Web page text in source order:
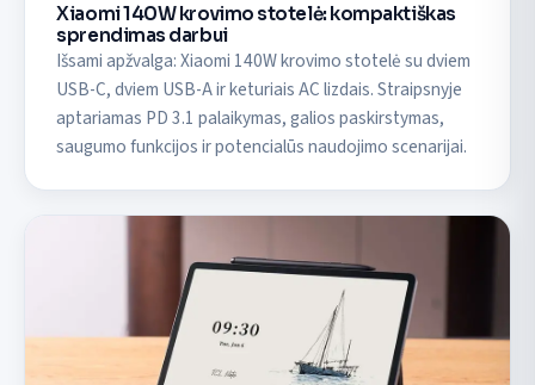
Xiaomi 140W krovimo stotelė: kompaktiškas
sprendimas darbui
Išsami apžvalga: Xiaomi 140W krovimo stotelė su dviem
USB-C, dviem USB-A ir keturiais AC lizdais. Straipsnyje
aptariamas PD 3.1 palaikymas, galios paskirstymas,
saugumo funkcijos ir potencialūs naudojimo scenarijai.